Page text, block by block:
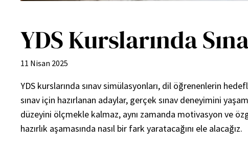
YDS Kurslarında
11 Nisan 2025
YDS kurslarında sınav simülasyonları, dil öğrenenlerin
sınav için hazırlanan adaylar, gerçek sınav deneyimini
düzeyini ölçmekle kalmaz, aynı zamanda motivasyon ve
hazırlık aşamasında nasıl bir fark yaratacağını ele alacağız.